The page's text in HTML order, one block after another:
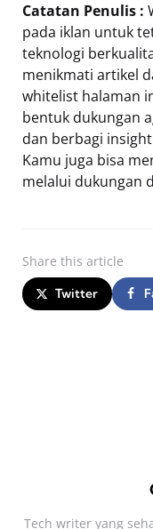
Catatan Penulis :
pada iklan untuk
teknologi
menikmati artikel
whitelist halaman
bentuk dukungan
dan berbagi
Kamu juga bisa
melalui dukungan
Share this article
Twitter
Tech writer yang